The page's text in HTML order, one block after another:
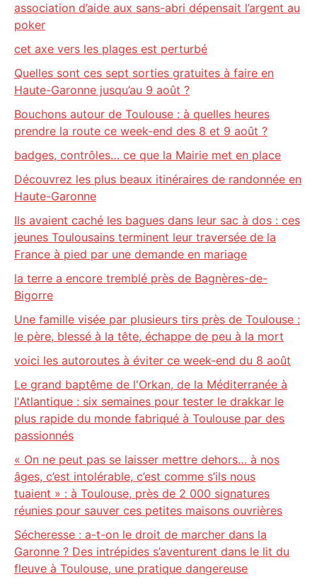
association d’aide aux sans-abri dépensait l’argent au
poker
cet axe vers les plages est perturbé
Quelles sont ces sept sorties gratuites à faire en
Haute-Garonne jusqu’au 9 août ?
Bouchons autour de Toulouse : à quelles heures
prendre la route ce week-end des 8 et 9 août ?
badges, contrôles… ce que la Mairie met en place
Découvrez les plus beaux itinéraires de randonnée en
Haute-Garonne
Ils avaient caché les bagues dans leur sac à dos : ces
jeunes Toulousains terminent leur traversée de la
France à pied par une demande en mariage
la terre a encore tremblé près de Bagnères-de-
Bigorre
Une famille visée par plusieurs tirs près de Toulouse :
le père, blessé à la tête, échappe de peu à la mort
voici les autoroutes à éviter ce week-end du 8 août
Le grand baptême de l'Orkan, de la Méditerranée à
l'Atlantique : six semaines pour tester le drakkar le
plus rapide du monde fabriqué à Toulouse par des
passionnés
« On ne peut pas se laisser mettre dehors… à nos
âges, c’est intolérable, c’est comme s’ils nous
tuaient » : à Toulouse, près de 2 000 signatures
réunies pour sauver ces petites maisons ouvrières
Sécheresse : a-t-on le droit de marcher dans la
Garonne ? Des intrépides s’aventurent dans le lit du
fleuve à Toulouse, une pratique dangereuse